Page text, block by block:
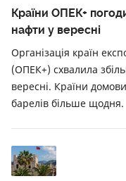
Країни ОПЕК+
нафти у вересні
Організація країн
(ОПЕК+) схвалила
вересні. Країни
барелів більше щодня.